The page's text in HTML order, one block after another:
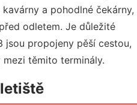
a pohodlné čekárny,
odletem. Je důležité
jsou propojeny pěší cestou,
těmito terminály.